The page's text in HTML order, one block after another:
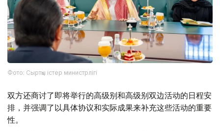
Фото: Сыртқы істер министрлігі
双方还商讨了即将举行的高级别和高级别双边活动的日程安
排，并强调了以具体协议和实际成果来补充这些活动的重要
性。